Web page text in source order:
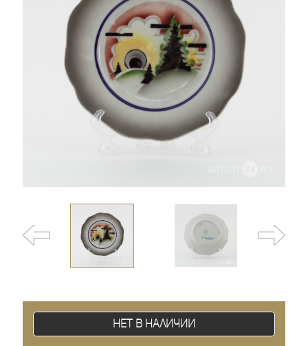
Нет в наличии